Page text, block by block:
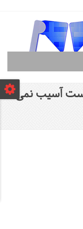
آسیب نمی